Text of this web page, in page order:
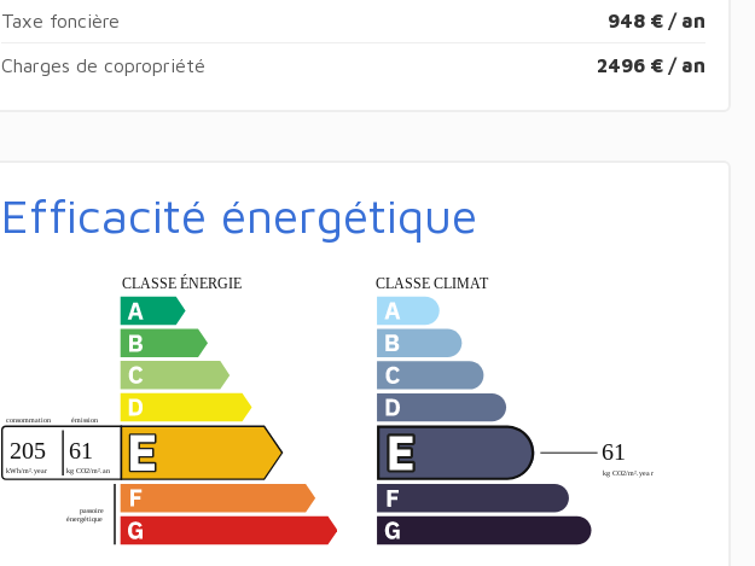
Taxe foncière 948 € / an
Charges de copropriété 2496 € / an
Efficacité énergétique